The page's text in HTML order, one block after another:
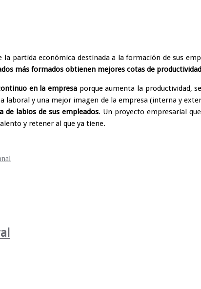
la partida económica destinada a la formación de sus
más formados obtienen mejores cotas de
en la empresaporque aumenta la productividad,
y una mejor imagen de la empresa (interna y
de labios de sus empleados. Un proyecto empresarial
y retener al que ya tiene.